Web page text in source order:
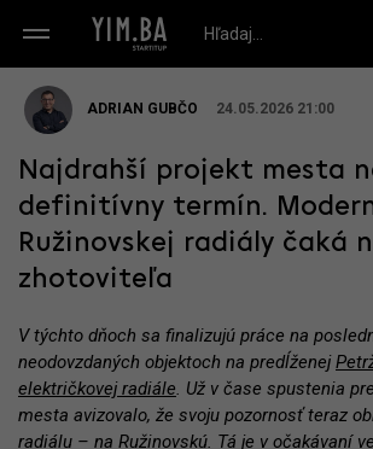
ADRIAN GUBČO 24.05.2026 21:00
Najdrahší projekt mesta
definitívny termín.
Ružinovskej radiály čaká
zhotoviteľa
V týchto dňoch sa finalizujú práce na
neodovzdaných objektoch na predĺženej
električkovej radiále. Už v čase spustenia
mesta avizovalo, že svoju pozornosť teraz
radiálu – na Ružinovskú. Tá je v očakávaní